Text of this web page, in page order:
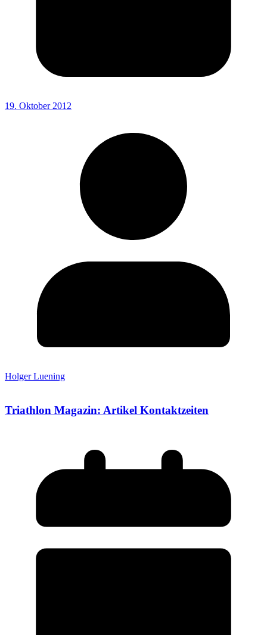
19. Oktober 2012
Holger Luening
Triathlon Magazin: Artikel Kontaktzeiten